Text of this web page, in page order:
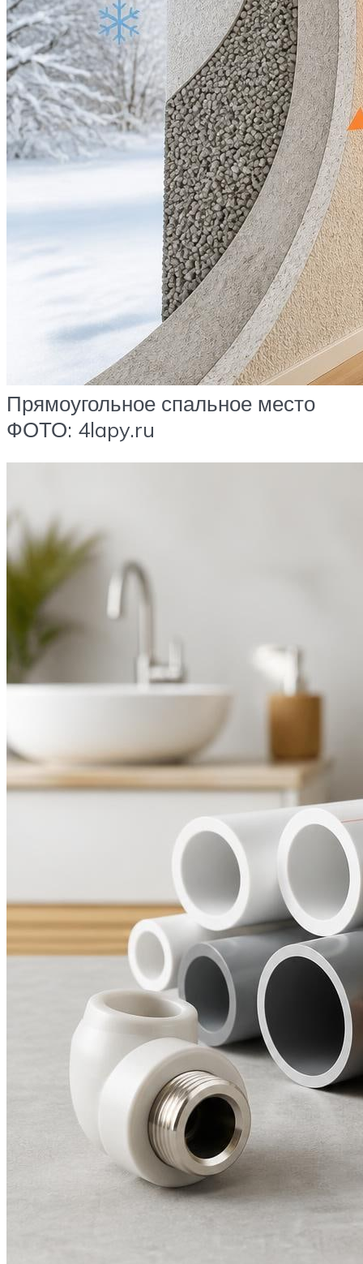
Прямоугольное спальное место
ФОТО: 4lapy.ru